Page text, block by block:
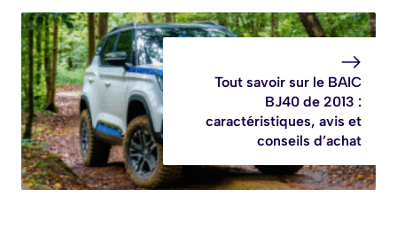
Tout savoir sur le BAIC
BJ40 de 2013 :
caractéristiques, avis et
conseils d’achat